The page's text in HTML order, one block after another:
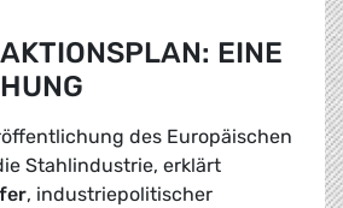
EINE
des Europäischen
Stahlindustrie, erklärt
, industriepolitischer